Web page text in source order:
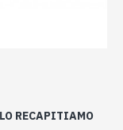
RECAPITIAMO